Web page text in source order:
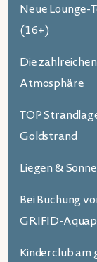
Neue Lounge-
(16+)
Die
Atmosphäre
TOP
Goldstrand
Liegen &
Bei Buchung
GRIFID-
Kinderclub am